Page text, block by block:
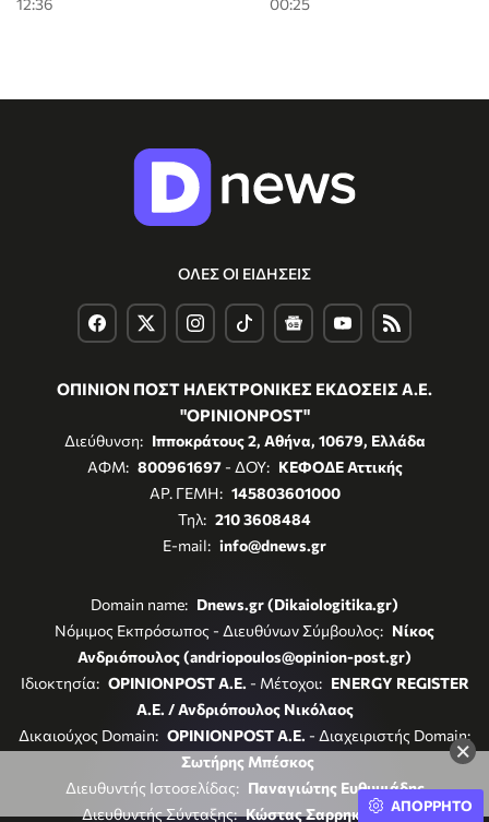
×
ΟΛΕΣ ΟΙ ΕΙΔΗΣΕΙΣ
ΟΠΙΝΙΟΝ ΠΟΣΤ ΗΛΕΚΤΡΟΝΙΚΕΣ ΕΚΔΟΣΕΙΣ Α.Ε.
"OPINIONPOST"
Διεύθυνση: Ιπποκράτους 2, Αθήνα, 10679, Ελλάδα
ΑΦΜ: 800961697- ΔΟΥ: ΚΕΦΟΔΕ Αττικής
ΑΡ. ΓΕΜΗ: 145803601000
Τηλ: 210 3608484
E-mail: info@dnews.gr
Domain name: Dnews.gr (Dikaiologitika.gr)
Νόμιμος Εκπρόσωπος - Διευθύνων Σύμβουλος: Νίκος
Ανδριόπουλος (andriopoulos@opinion-post.gr)
Ιδιοκτησία: OPINIONPOST A.E. - Μέτοχοι: ENERGY REGISTER
Α.Ε. / Ανδριόπουλος Νικόλαος
Δικαιούχος Domain: OPINIONPOST A.E. - Διαχειριστής Domain:
Σωτήρης Μπέσκος
Διευθυντής Ιστοσελίδας: Παναγιώτης Ευθυμιάδης
Διευθυντής Σύνταξης: Κώστας ΣαρρηκώσταςΑΠΟΡΡΗΤΟ